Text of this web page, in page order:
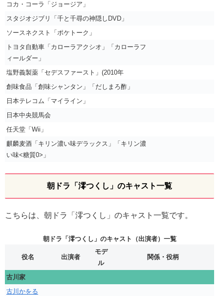
コカ・コーラ「ジョージア」
スタジオジブリ「千と千尋の神隠しDVD」
ソースネクスト「ポケトーク」
トヨタ自動車「カローラアクシオ」「カローラフ
ィールダー」
塩野義製薬「セデスファースト」(2010年
創味食品「創味シャンタン」「だしまろ酢」
日本テレコム「マイライン」
日本中央競馬会
任天堂「Wii」
麒麟麦酒「キリン濃い味デラックス」「キリン濃
い味<糖質0>」
朝ドラ「澪つくし」のキャスト一覧
こちらは、朝ドラ「澪つくし」のキャスト一覧です。
朝ドラ「澪つくし」のキャスト（出演者）一覧
役名 出演者
モデ
ル
関係・役柄
古川家
古川かをる